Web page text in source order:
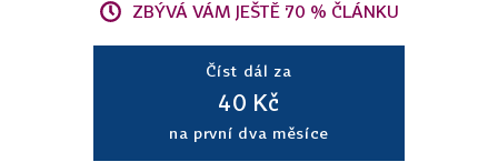
ZBÝVÁ VÁM JEŠTĚ 70 % ČLÁNKU
Číst dál za
40 Kč
na první dva měsíce